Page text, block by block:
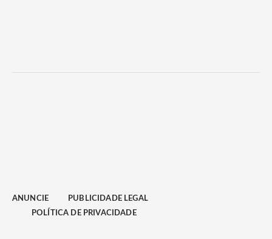
ANUNCIE
PUBLICIDADE LEGAL
POLÍTICA DE PRIVACIDADE